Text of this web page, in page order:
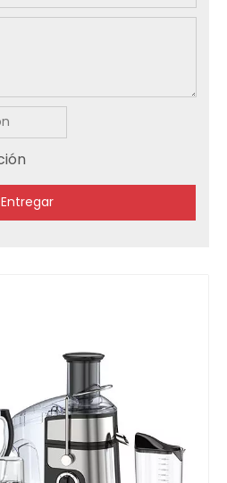
Entregar